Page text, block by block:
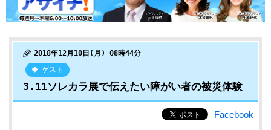
2018年12月10日(月) 08時44分
ゲスト
3.11ソレカラ展で伝えたい障がい者の被災体験
Facebook